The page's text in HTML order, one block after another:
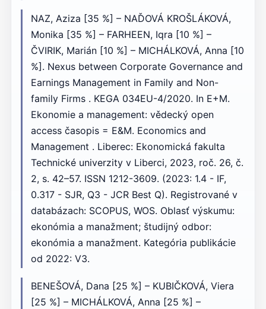
NAZ, Aziza [35 %] – NAĎOVÁ KROŠLÁKOVÁ,
Monika [35 %] – FARHEEN, Iqra [10 %] –
ČVIRIK, Marián [10 %] – MICHÁLKOVÁ, Anna [10
%]. Nexus between Corporate Governance and
Earnings Management in Family and Non-
family Firms . KEGA 034EU-4/2020. In E+M.
Ekonomie a management: vědecký open
access časopis = E&M. Economics and
Management . Liberec: Ekonomická fakulta
Technické univerzity v Liberci, 2023, roč. 26, č.
2, s. 42–57. ISSN 1212-3609. (2023: 1.4 - IF,
0.317 - SJR, Q3 - JCR Best Q). Registrované v
databázach: SCOPUS, WOS. Oblasť výskumu:
ekonómia a manažment; študijný odbor:
ekonómia a manažment. Kategória publikácie
od 2022: V3.
BENEŠOVÁ, Dana [25 %] – KUBIČKOVÁ, Viera
[25 %] – MICHÁLKOVÁ, Anna [25 %] –